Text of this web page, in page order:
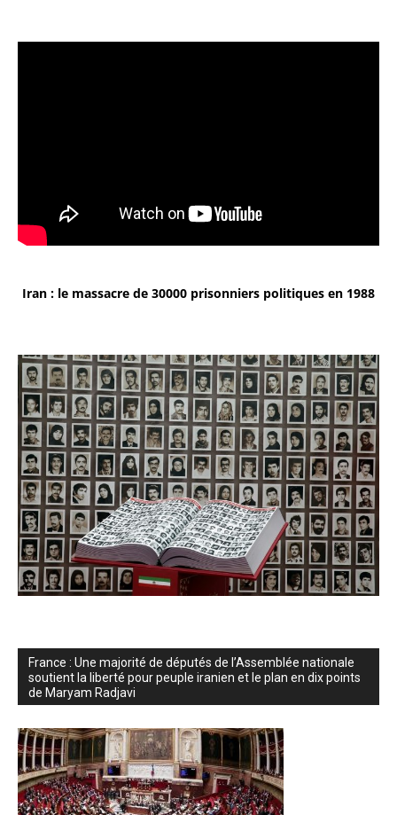
Iran : le massacre de 30000 prisonniers politiques en 1988
France : Une majorité de députés de l’Assemblée nationale
soutient la liberté pour peuple iranien et le plan en dix points
de Maryam Radjavi